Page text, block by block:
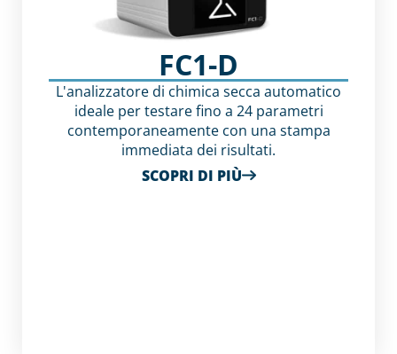
FC1-D
L'analizzatore di chimica secca automatico
ideale per testare fino a 24 parametri
contemporaneamente con una stampa
immediata dei risultati.
SCOPRI DI PIÙ